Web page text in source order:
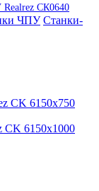
СК0640
ЧПУ Станки-
CK 6150х750
CK 6150х1000